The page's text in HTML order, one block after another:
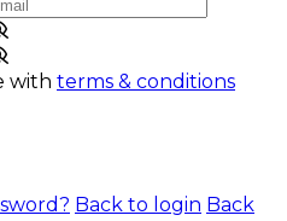
with terms & conditions
Back to login Back